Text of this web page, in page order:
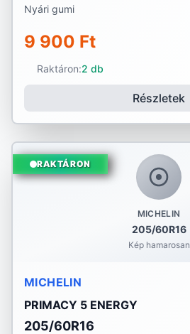
Nyári gumi
9 900 Ft
Raktáron:2 db
Részletek
MICHELIN
205/60R16
Kép hamarosan
RAKTÁRON
MICHELIN
PRIMACY 5 ENERGY
205/60R16